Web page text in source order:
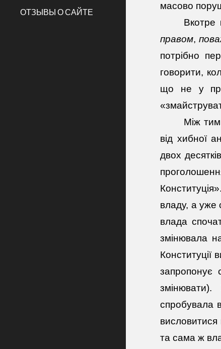
ОТЗЫВЫ О САЙТЕ
масово
Вкотре
правом,
потрібно
говорити,
що не у
Між
від хибної
двох
владу, а уже
влада
змінювала
Конституції
запропонує
змінювати).
спробувала
та сама ж